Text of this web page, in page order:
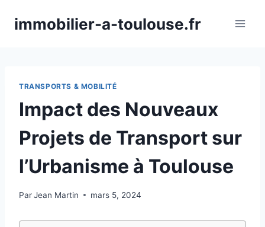
immobilier-a-toulouse.fr
TRANSPORTS & MOBILITÉ
Impact des Nouveaux
Projets de Transport sur
l’Urbanisme à Toulouse
ParJean Martin mars 5, 2024